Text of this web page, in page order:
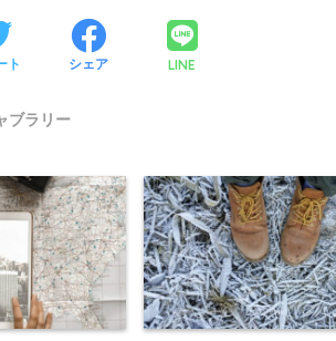
ト シェア LINE
ブラリー